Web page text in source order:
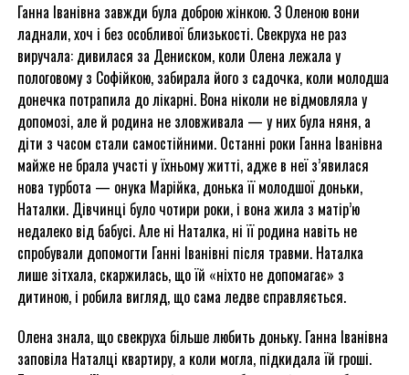
Ганна Іванівна завжди була доброю жінкою. З Оленою вони
ладнали, хоч і без особливої близькості. Свекруха не раз
виручала: дивилася за Дениском, коли Олена лежала у
пологовому з Софійкою, забирала його з садочка, коли молодша
донечка потрапила до лікарні. Вона ніколи не відмовляла у
допомозі, але й родина не зловживала — у них була няня, а
діти з часом стали самостійними. Останні роки Ганна Іванівна
майже не брала участі у їхньому житті, адже в неї з’явилася
нова турбота — онука Марійка, донька її молодшої доньки,
Наталки. Дівчинці було чотири роки, і вона жила з матір’ю
недалеко від бабусі. Але ні Наталка, ні її родина навіть не
спробували допомогти Ганні Іванівні після травми. Наталка
лише зітхала, скаржилась, що їй «ніхто не допомагає» з
дитиною, і робила вигляд, що сама ледве справляється.
Олена знала, що свекруха більше любить доньку. Ганна Іванівна
заповіла Наталці квартиру, а коли могла, підкидала їй гроші.